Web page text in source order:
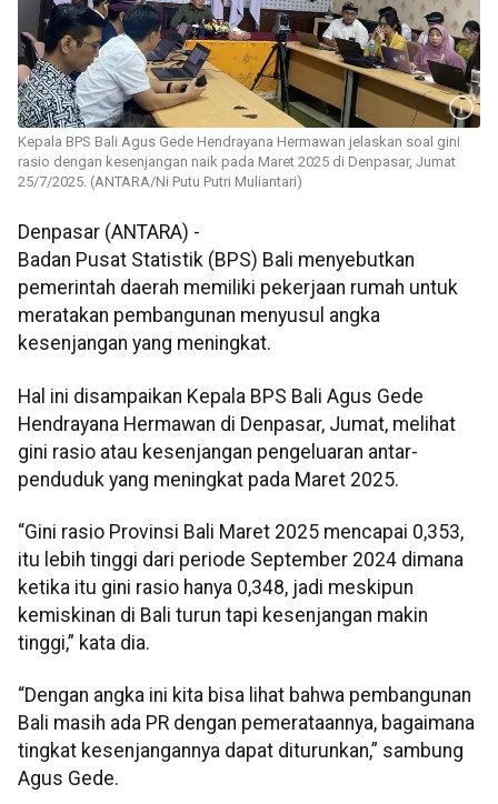
Kepala BPS Bali Agus Gede Hendrayana Hermawan jelaskan soal gini
rasio dengan kesenjangan naik pada Maret 2025 di Denpasar, Jumat
25/7/2025. (ANTARA/Ni Putu Putri Muliantari)
Denpasar (ANTARA) -
Badan Pusat Statistik (BPS) Bali menyebutkan
pemerintah daerah memiliki pekerjaan rumah untuk
meratakan pembangunan menyusul angka
kesenjangan yang meningkat.
Hal ini disampaikan Kepala BPS Bali Agus Gede
Hendrayana Hermawan di Denpasar, Jumat, melihat
gini rasio atau kesenjangan pengeluaran antar-
penduduk yang meningkat pada Maret 2025.
“Gini rasio Provinsi Bali Maret 2025 mencapai 0,353,
itu lebih tinggi dari periode September 2024 dimana
ketika itu gini rasio hanya 0,348, jadi meskipun
kemiskinan di Bali turun tapi kesenjangan makin
tinggi,” kata dia.
“Dengan angka ini kita bisa lihat bahwa pembangunan
Bali masih ada PR dengan pemerataannya, bagaimana
tingkat kesenjangannya dapat diturunkan,” sambung
Agus Gede.